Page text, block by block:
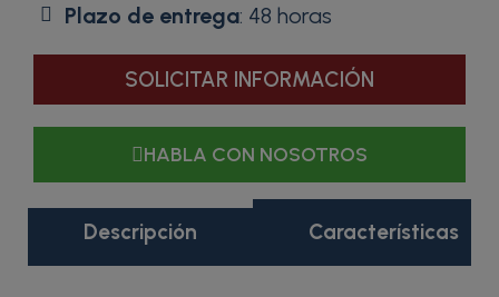
Plazo de entrega: 48 horas
SOLICITAR INFORMACIÓN
HABLA CON NOSOTROS
Descripción Características